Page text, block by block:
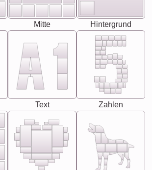
Mitte Hintergrund
Text Zahlen